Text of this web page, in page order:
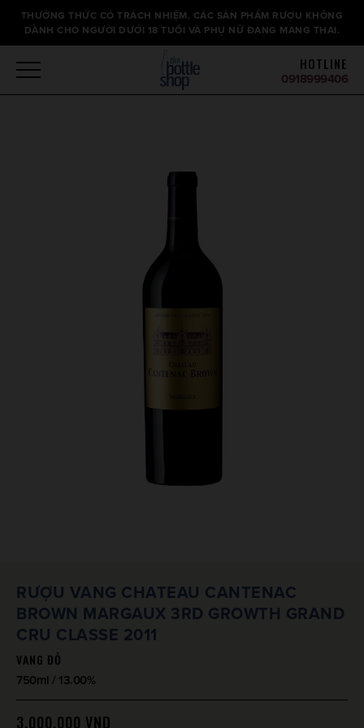
THƯỞNG THỨC CÓ TRÁCH NHIỆM. CÁC SẢN PHẨM RƯỢU KHÔNG
DÀNH CHO NGƯỜI DƯỚI 18 TUỔI VÀ PHỤ NỮ ĐANG MANG THAI.
HOTLINE
0918999406
RƯỢU VANG CHATEAU CANTENAC
BROWN MARGAUX 3RD GROWTH GRAND
CRU CLASSE 2011
VANG ĐỎ
750ml / 13.00%
3.000.000 VND